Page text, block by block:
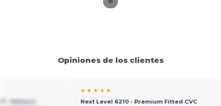
Opiniones de los clientes
- Remera
★ ★ ★ ★ ★
Next Level 6210 - Premium Fitted CVC